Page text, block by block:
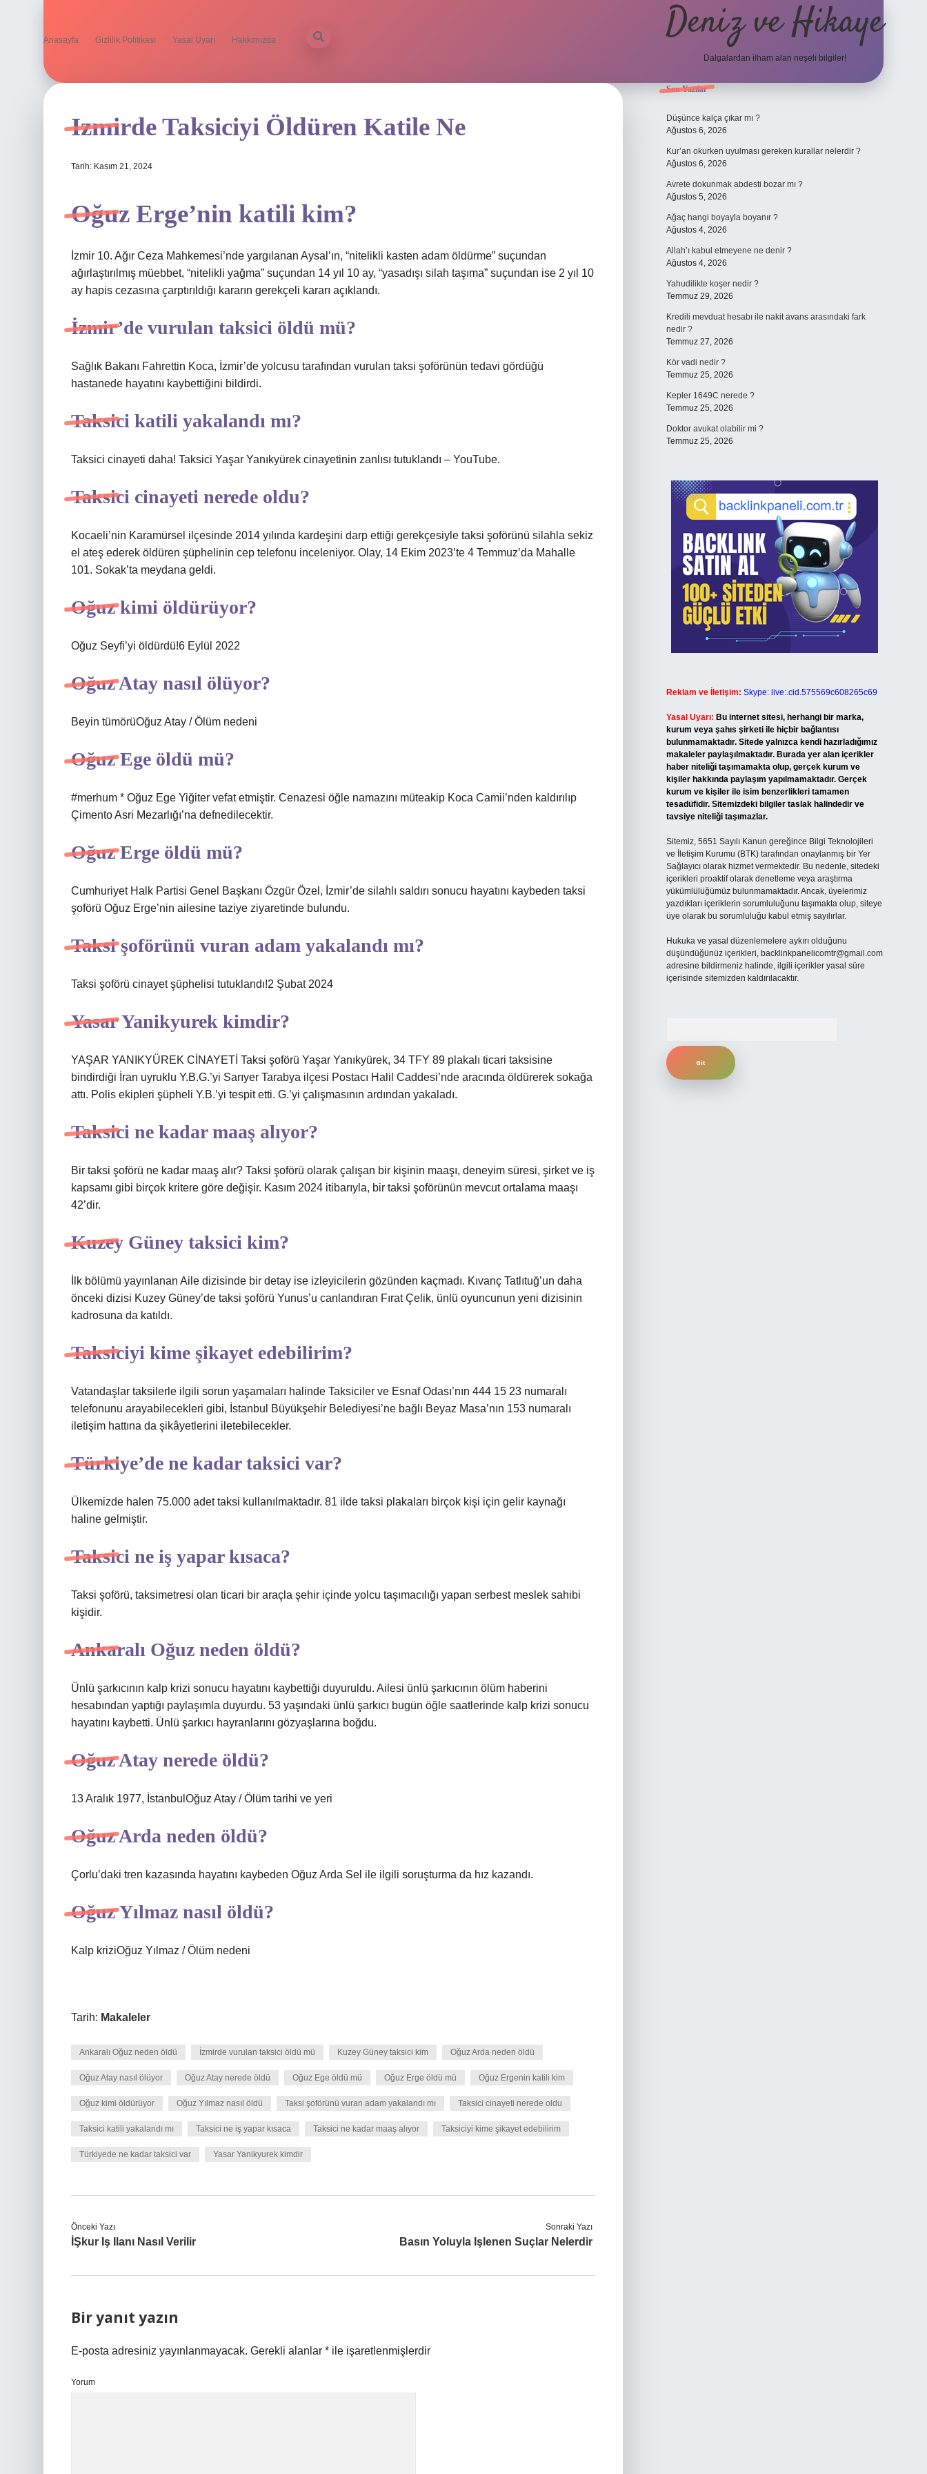
Anasayfa Gizlilik Politikası Yasal Uyarı Hakkımızda Deniz ve Hikaye
Dalgalardan ilham alan neşeli bilgiler!
Izmirde Taksiciyi Öldüren Katile Ne
Tarih: Kasım 21, 2024
Oğuz Erge’nin katili kim?
İzmir 10. Ağır Ceza Mahkemesi’nde yargılanan Aysal’ın, “nitelikli kasten adam öldürme” suçundan
ağırlaştırılmış müebbet, “nitelikli yağma” suçundan 14 yıl 10 ay, “yasadışı silah taşıma” suçundan ise 2 yıl 10
ay hapis cezasına çarptırıldığı kararın gerekçeli kararı açıklandı.
İzmir’de vurulan taksici öldü mü?
Sağlık Bakanı Fahrettin Koca, İzmir’de yolcusu tarafından vurulan taksi şoförünün tedavi gördüğü
hastanede hayatını kaybettiğini bildirdi.
Taksici katili yakalandı mı?
Taksici cinayeti daha! Taksici Yaşar Yanıkyürek cinayetinin zanlısı tutuklandı – YouTube.
Taksici cinayeti nerede oldu?
Kocaeli’nin Karamürsel ilçesinde 2014 yılında kardeşini darp ettiği gerekçesiyle taksi şoförünü silahla sekiz
el ateş ederek öldüren şüphelinin cep telefonu inceleniyor. Olay, 14 Ekim 2023’te 4 Temmuz’da Mahalle
101. Sokak’ta meydana geldi.
Oğuz kimi öldürüyor?
Oğuz Seyfi’yi öldürdü!6 Eylül 2022
Oğuz Atay nasıl ölüyor?
Beyin tümörüOğuz Atay / Ölüm nedeni
Oğuz Ege öldü mü?
#merhum * Oğuz Ege Yiğiter vefat etmiştir. Cenazesi öğle namazını müteakip Koca Camii’nden kaldırılıp
Çimento Asri Mezarlığı’na defnedilecektir.
Oğuz Erge öldü mü?
Cumhuriyet Halk Partisi Genel Başkanı Özgür Özel, İzmir’de silahlı saldırı sonucu hayatını kaybeden taksi
şoförü Oğuz Erge’nin ailesine taziye ziyaretinde bulundu.
Taksi şoförünü vuran adam yakalandı mı?
Taksi şoförü cinayet şüphelisi tutuklandı!2 Şubat 2024
Yasar Yanikyurek kimdir?
YAŞAR YANIKYÜREK CİNAYETİ Taksi şoförü Yaşar Yanıkyürek, 34 TFY 89 plakalı ticari taksisine
bindirdiği İran uyruklu Y.B.G.’yi Sarıyer Tarabya ilçesi Postacı Halil Caddesi’nde aracında öldürerek sokağa
attı. Polis ekipleri şüpheli Y.B.’yi tespit etti. G.’yi çalışmasının ardından yakaladı.
Taksici ne kadar maaş alıyor?
Bir taksi şoförü ne kadar maaş alır? Taksi şoförü olarak çalışan bir kişinin maaşı, deneyim süresi, şirket ve iş
kapsamı gibi birçok kritere göre değişir. Kasım 2024 itibarıyla, bir taksi şoförünün mevcut ortalama maaşı
42’dir.
Kuzey Güney taksici kim?
İlk bölümü yayınlanan Aile dizisinde bir detay ise izleyicilerin gözünden kaçmadı. Kıvanç Tatlıtuğ’un daha
önceki dizisi Kuzey Güney’de taksi şoförü Yunus’u canlandıran Fırat Çelik, ünlü oyuncunun yeni dizisinin
kadrosuna da katıldı.
Taksiciyi kime şikayet edebilirim?
Vatandaşlar taksilerle ilgili sorun yaşamaları halinde Taksiciler ve Esnaf Odası’nın 444 15 23 numaralı
telefonunu arayabilecekleri gibi, İstanbul Büyükşehir Belediyesi’ne bağlı Beyaz Masa’nın 153 numaralı
iletişim hattına da şikâyetlerini iletebilecekler.
Türkiye’de ne kadar taksici var?
Ülkemizde halen 75.000 adet taksi kullanılmaktadır. 81 ilde taksi plakaları birçok kişi için gelir kaynağı
haline gelmiştir.
Taksici ne iş yapar kısaca?
Taksi şoförü, taksimetresi olan ticari bir araçla şehir içinde yolcu taşımacılığı yapan serbest meslek sahibi
kişidir.
Ankaralı Oğuz neden öldü?
Ünlü şarkıcının kalp krizi sonucu hayatını kaybettiği duyuruldu. Ailesi ünlü şarkıcının ölüm haberini
hesabından yaptığı paylaşımla duyurdu. 53 yaşındaki ünlü şarkıcı bugün öğle saatlerinde kalp krizi sonucu
hayatını kaybetti. Ünlü şarkıcı hayranlarını gözyaşlarına boğdu.
Oğuz Atay nerede öldü?
13 Aralık 1977, İstanbulOğuz Atay / Ölüm tarihi ve yeri
Oğuz Arda neden öldü?
Çorlu’daki tren kazasında hayatını kaybeden Oğuz Arda Sel ile ilgili soruşturma da hız kazandı.
Oğuz Yılmaz nasıl öldü?
Kalp kriziOğuz Yılmaz / Ölüm nedeni
Tarih: Makaleler
Ankaralı Oğuz neden öldü İzmirde vurulan taksici öldü mü Kuzey Güney taksici kim Oğuz Arda neden öldü
Oğuz Atay nasıl ölüyor Oğuz Atay nerede öldü Oğuz Ege öldü mü Oğuz Erge öldü mü Oğuz Ergenin katili kim
Oğuz kimi öldürüyor Oğuz Yılmaz nasıl öldü Taksi şoförünü vuran adam yakalandı mı Taksici cinayeti nerede oldu
Taksici katili yakalandı mı Taksici ne iş yapar kısaca Taksici ne kadar maaş alıyor Taksiciyi kime şikayet edebilirim
Türkiyede ne kadar taksici var Yasar Yanikyurek kimdir
Önceki Yazı
İŞkur Iş Ilanı Nasıl Verilir
Sonraki Yazı
Basın Yoluyla Işlenen Suçlar Nelerdir
Bir yanıt yazın
E-posta adresiniz yayınlanmayacak. Gerekli alanlar * ile işaretlenmişlerdir
Yorum
Sidebar
Son Yazılar
Düşünce kalça çıkar mı ?
Ağustos 6, 2026
Kur’an okurken uyulması gereken kurallar nelerdir ?
Ağustos 6, 2026
Avrete dokunmak abdesti bozar mı ?
Ağustos 5, 2026
Ağaç hangi boyayla boyanır ?
Ağustos 4, 2026
Allah’ı kabul etmeyene ne denir ?
Ağustos 4, 2026
Yahudilikte koşer nedir ?
Temmuz 29, 2026
Kredili mevduat hesabı ile nakit avans arasındaki fark
nedir ?
Temmuz 27, 2026
Kör vadi nedir ?
Temmuz 25, 2026
Kepler 1649C nerede ?
Temmuz 25, 2026
Doktor avukat olabilir mi ?
Temmuz 25, 2026
Reklam ve İletişim: Skype: live:.cid.575569c608265c69
Yasal Uyarı: Bu internet sitesi, herhangi bir marka,
kurum veya şahıs şirketi ile hiçbir bağlantısı
bulunmamaktadır. Sitede yalnızca kendi hazırladığımız
makaleler paylaşılmaktadır. Burada yer alan içerikler
haber niteliği taşımamakta olup, gerçek kurum ve
kişiler hakkında paylaşım yapılmamaktadır. Gerçek
kurum ve kişiler ile isim benzerlikleri tamamen
tesadüfidir. Sitemizdeki bilgiler taslak halindedir ve
tavsiye niteliği taşımazlar.
Sitemiz, 5651 Sayılı Kanun gereğince Bilgi Teknolojileri
ve İletişim Kurumu (BTK) tarafından onaylanmış bir Yer
Sağlayıcı olarak hizmet vermektedir. Bu nedenle, sitedeki
içerikleri proaktif olarak denetleme veya araştırma
yükümlülüğümüz bulunmamaktadır. Ancak, üyelerimiz
yazdıkları içeriklerin sorumluluğunu taşımakta olup, siteye
üye olarak bu sorumluluğu kabul etmiş sayılırlar.
Hukuka ve yasal düzenlemelere aykırı olduğunu
düşündüğünüz içerikleri, backlinkpanelicomtr@gmail.com
adresine bildirmeniz halinde, ilgili içerikler yasal süre
içerisinde sitemizden kaldırılacaktır.
ilbet yeni girişilbet yeni giriş